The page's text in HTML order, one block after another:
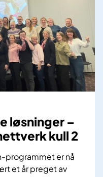
løsninger –
kull 2
programmet er nå
et år preget av